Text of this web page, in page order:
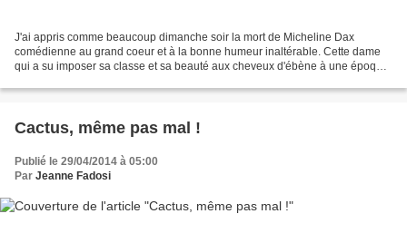
J'ai appris comme beaucoup dimanche soir la mort de Micheline Dax
comédienne au grand coeur et à la bonne humeur inaltérable. Cette dame
qui a su imposer sa classe et sa beauté aux cheveux d'ébène à une époque
Cactus, même pas mal !
Publié le 29/04/2014 à 05:00
Par Jeanne Fadosi